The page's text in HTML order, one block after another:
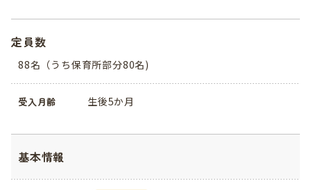
定員数
88名（うち保育所部分80名)
受入月齢 生後5か月
基本情報